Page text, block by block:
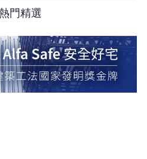
門精選